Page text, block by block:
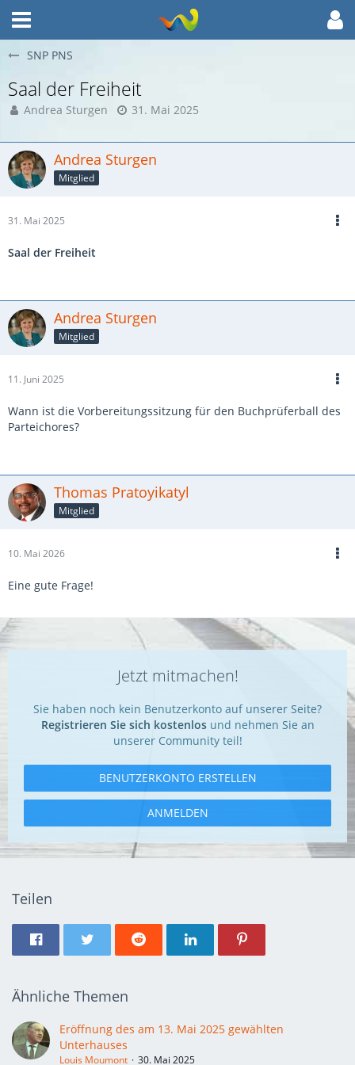
SNP PNS
Saal der Freiheit
Andrea Sturgen 31. Mai 2025
Andrea Sturgen
Mitglied
31. Mai 2025
Saal der Freiheit
Andrea Sturgen
Mitglied
11. Juni 2025
Wann ist die Vorbereitungssitzung für den Buchprüferball des
Parteichores?
Thomas Pratoyikatyl
Mitglied
10. Mai 2026
Eine gute Frage!
Jetzt mitmachen!
Sie haben noch kein Benutzerkonto auf unserer Seite?
Registrieren Sie sich kostenlosund nehmen Sie an
unserer Community teil!
BENUTZERKONTO ERSTELLEN
ANMELDEN
Teilen
Ähnliche Themen
Eröffnung des am 13. Mai 2025 gewählten
Unterhauses
Louis Moumont 30. Mai 2025